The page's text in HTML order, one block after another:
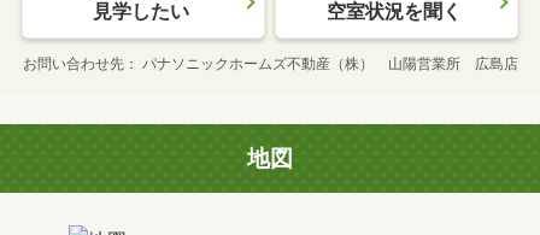
見学したい 空室状況を聞く
お問い合わせ先 パナソニックホームズ不動産（株） 山陽営業所 広島店
地図